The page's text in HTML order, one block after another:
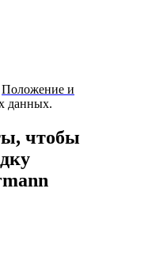
Положение и
данных.
чтобы